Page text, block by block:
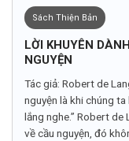
Sách Thiện Bản
LỜI KHUYÊN
NGUYỆN
Tác giả: Robert de
nguyện là khi chúng
lắng nghe.” Robert
về cầu nguyện, đó